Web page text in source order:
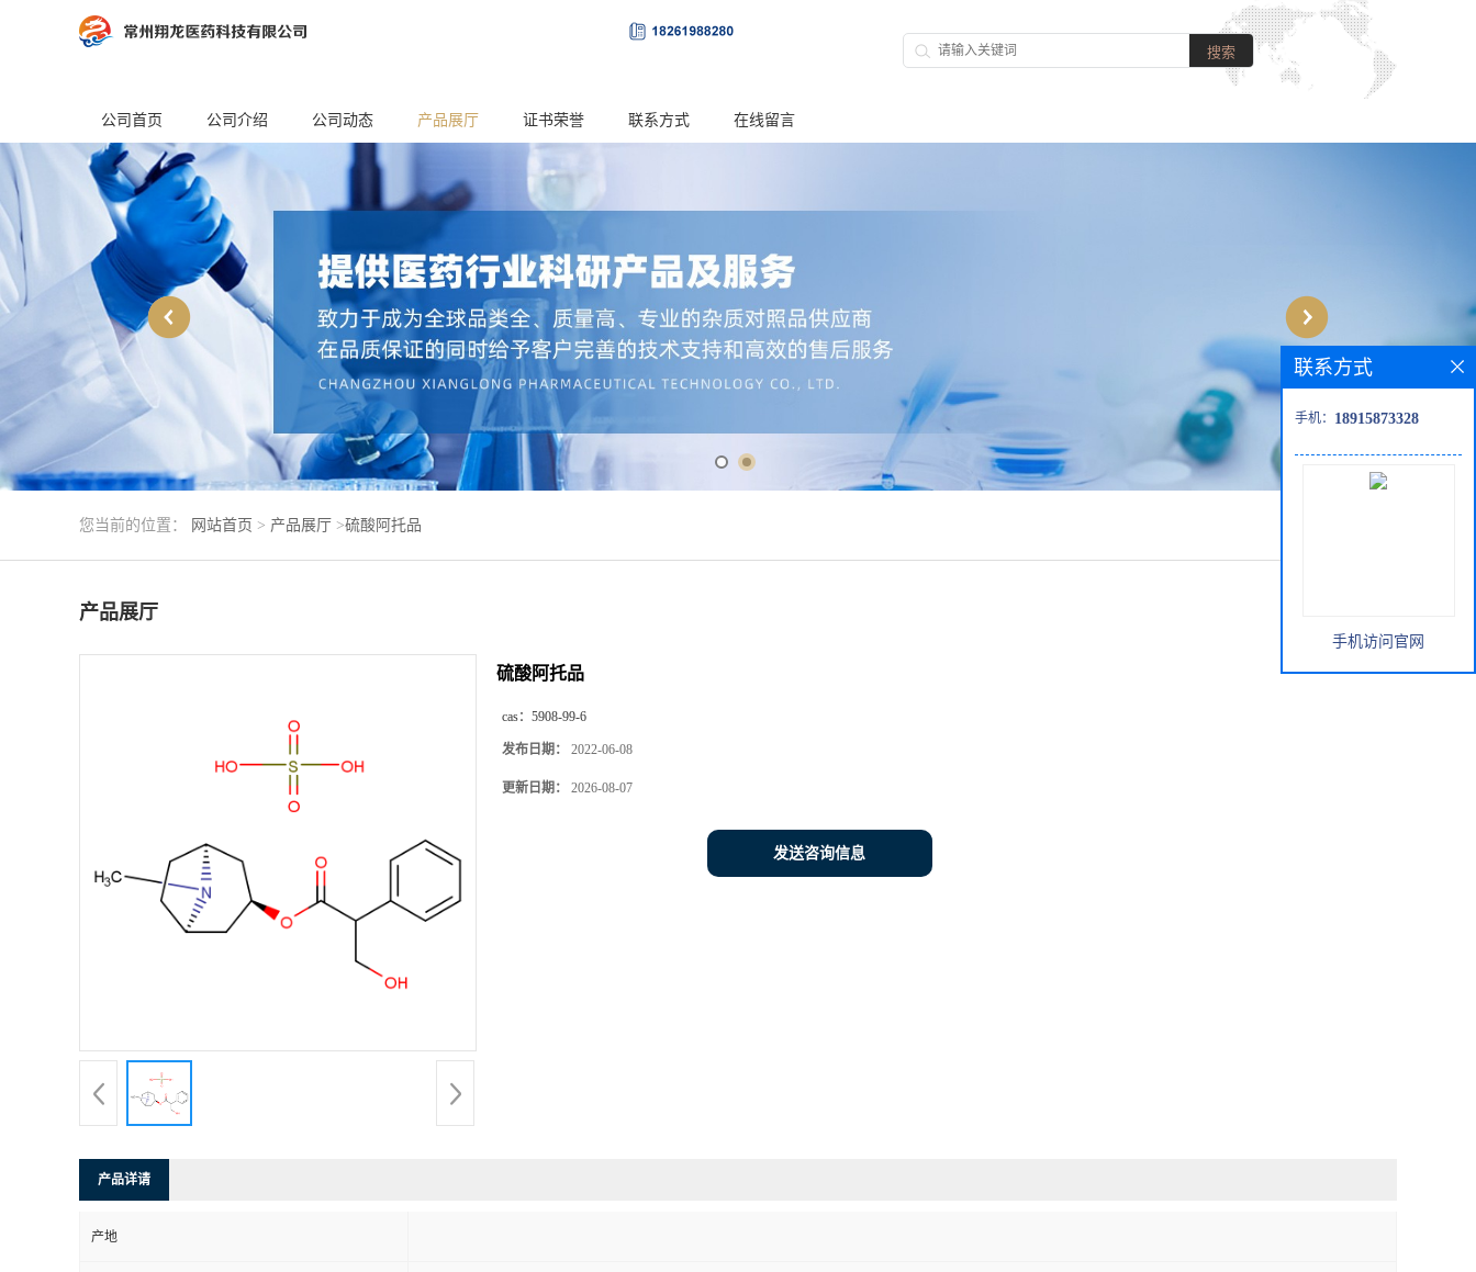
公司首页 公司介绍 公司动态 产品展厅 证书荣誉 联系方式 在线留言
您当前的位置： 网站首页 > 产品展厅 >硫酸阿托品
产品展厅
硫酸阿托品
cas： 5908-99-6
发布日期： 2022-06-08
更新日期： 2026-08-07
发送咨询信息
产品详请
产地
联系方式
手机： 18915873328
手机访问官网